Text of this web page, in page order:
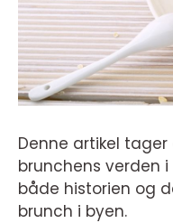
Denne artikel
brunchens verden
både historien og
brunch i byen.